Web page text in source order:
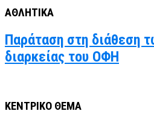
ΑΘΛΗΤΙΚΑ
Παράταση στη διάθεση
διαρκείας του ΟΦΗ
ΚΕΝΤΡΙΚΟ ΘΕΜΑ